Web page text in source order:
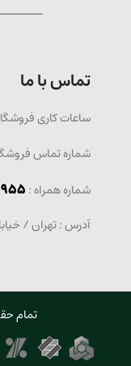
تماس با ما
ساعات کاری
شماره تماس
: شماره همراه
آدرس : تهران /
تمام